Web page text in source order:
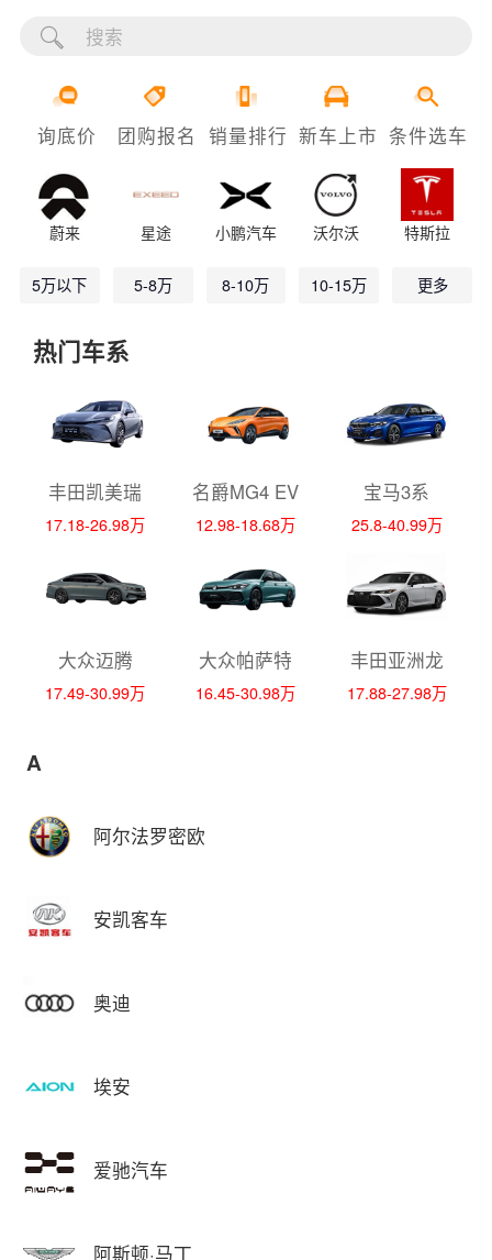
询底价 团购报名 销量排行 新车上市 条件选车
蔚来 星途 小鹏汽车 沃尔沃 特斯拉
5万以下 5-8万 8-10万 10-15万 更多
热门车系
丰田凯美瑞
17.18-26.98万
名爵MG4 EV
12.98-18.68万
宝马3系
25.8-40.99万
大众迈腾
17.49-30.99万
大众帕萨特
16.45-30.98万
丰田亚洲龙
17.88-27.98万
A
阿尔法罗密欧
安凯客车
奥迪
埃安
爱驰汽车
阿斯顿·马丁